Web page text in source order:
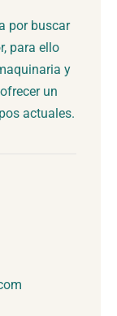
por buscar
para ello
y
un
actuales.